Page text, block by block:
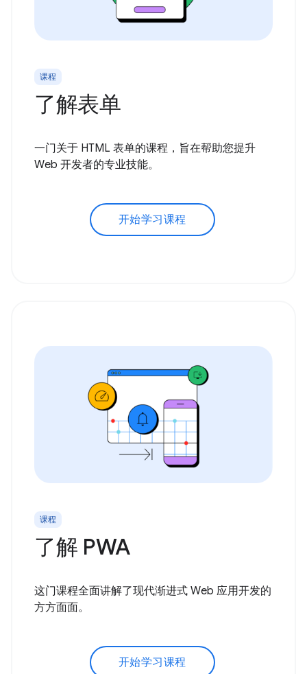
课程
了解表单
一门关于 HTML 表单的课程，旨在帮助您提升
Web 开发者的专业技能。
开始学习课程
课程
了解 PWA
这门课程全面讲解了现代渐进式 Web 应用开发的
方方面面。
开始学习课程